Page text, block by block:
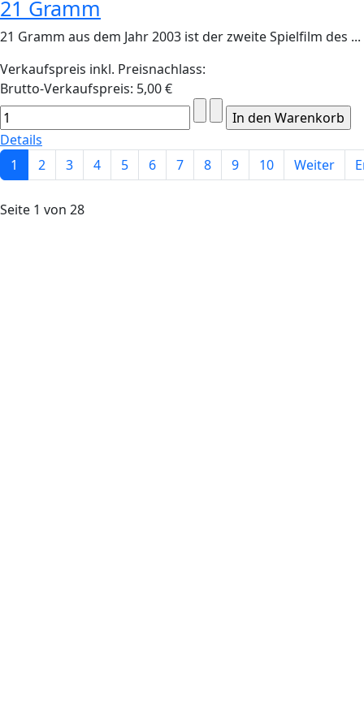
21 Gramm
21 Gramm aus dem Jahr 2003 ist der zweite Spielfilm des ...
Verkaufspreis inkl. Preisnachlass:
Brutto-Verkaufspreis: 5,00 €
Details
1
2 3 4 5 6 7 8 9 10 Weiter
Seite 1 von 28